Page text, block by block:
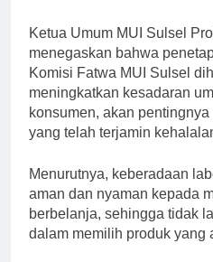
Ketua Umum MUI Sulsel
menegaskan bahwa
Komisi Fatwa MUI Sulsel
meningkatkan kesadaran
konsumen, akan
yang telah terjamin
Menurutnya, keberadaan
aman dan nyaman kepada
berbelanja, sehingga tidak
dalam memilih produk yang